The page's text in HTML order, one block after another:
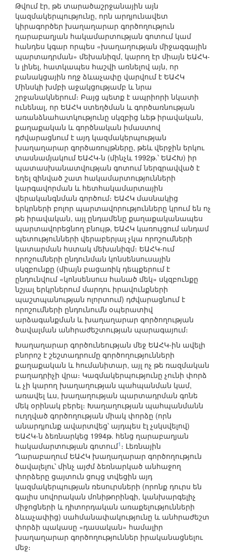
Թվում էր, թե տարածաշրջանային այն
կազմակերպությունը, որն արդյունավետ
կիրագործեր խաղաղարար գործողություն
ղարաբաղյան հակամարտության գոտում կամ
հանդես կգար որպես «խաղաղության միջազգային
պարտադրման» մեխանիզմ, կարող էր միայն ԵԱՀԿ-
ն լինել, հատկապես հաշվի առնելով այն, որ
բանակցային ողջ ձևաչափը վարվում է ԵԱՀԿ
Մինսկի խմբի աջակցությամբ և նրա
շրջանակներում։ Բայց պետք է ապրիորի նկատի
ունենալ, որ ԵԱՀԿ ստեղծման և գործառնության
առանձնահատկությունը սկզբից ևեթ իրավական,
քաղաքական և գործնական իմաստով
դժվարացնում է այդ կազմակերպության
խաղաղարար գործառույթները, թեև վերջին երկու
տասնամյակում ԵԱՀԿ-ն (մինչև 1992թ.՝ ԵԱՀԽ) իր
պատասխանատվության գոտում ներգրավված է
եղել զինված շատ հակամարտությունների
կարգավորման և հետհակամարտային
վերականգնման գործում։ ԵԱՀԿ մասնակից
երկրների բոլոր պարտավորությունները կրում են ոչ
թե իրավական, այլ ընդամենը քաղաքականապես
պարտավորեցնող բնույթ, ԵԱՀԿ կառույցում անդամ
պետությունների վերաբերյալ չկա որոշումների
կատարման հստակ մեխանիզմ։ ԵԱՀԿ-ում
որոշումների ընդունման կոնսենսուսային
սկզբունքը (միայն բացառիկ դեպքերում է
ընդունվում «կոնսենսուս հանած մեկ» սկզբունքը
նշյալ երկրներում մարդու իրավունքների
պաշտպանության ոլորտում) դժվարացնում է
որոշումների ընդունումն օպերատիվ
արձագանքման և խաղաղարար գործողության
ծավալման անհրաժեշտության պարագայում։
Խաղաղարար գործունեության մեջ ԵԱՀԿ-ին ավելի
բնորոշ է շեշտադրումը գործողությունների
քաղաքական և հումանիտար, այլ ոչ թե ռազմական
բաղադրիչի վրա։ Կազմակերպությունը չունի փորձ
և չի կարող խաղաղության պահպանման կամ,
առավել ևս, խաղաղության պարտադրման գոնե
մեկ օրինակ բերել։ Խաղաղության պահպանմանն
ուղղված գործողության միակ փորձը (որն
անարդյունք ավարտվեց՝ այդպես էլ չսկսվելով)
ԵԱՀԿ-ն ձեռնարկեց 1994թ. հենց ղարաբաղյան
հակամարտության գոտում1 ։ Լեռնային
Ղարաբաղում ԵԱՀԿ խաղաղարար գործողություն
ծավալելու՝ մինչ այժմ ձեռնարկած անհաջող
փորձերը ցայտուն ցույց տվեցին այդ
կազմակերպության ռեսուրսների (որոնք դուրս են
գալիս սովորական մոնիթորինգի, կանխարգելիչ
միջոցների և դիտորդական առաքելությունների
ձևաչափից) սահմանափակությունը և անհրաժեշտ
փորձի պակասը «դասական» համալիր
խաղաղարար գործողություններ իրականացնելու
մեջ։